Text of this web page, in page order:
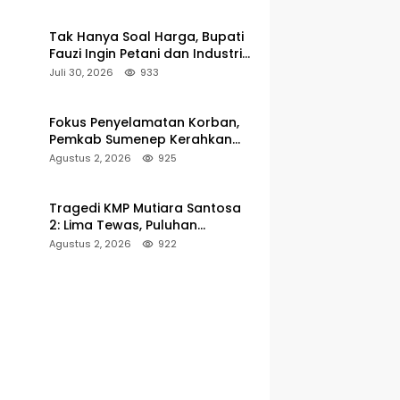
Tak Hanya Soal Harga, Bupati
Fauzi Ingin Petani dan Industri
Rokok Tumbuh Bersama
Juli 30, 2026 933
Fokus Penyelamatan Korban,
Pemkab Sumenep Kerahkan
Tim Medis dan Ambulans ke
Agustus 2, 2026 925
Tragedi KMP Mutiara Santosa
2: Lima Tewas, Puluhan
Penumpang Masih Dalam
Agustus 2, 2026 922